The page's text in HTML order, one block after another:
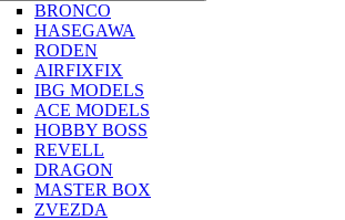
BRONCO
HASEGAWA
RODEN
AIRFIXFIX
IBG MODELS
ACE MODELS
HOBBY BOSS
REVELL
DRAGON
MASTER BOX
ZVEZDA